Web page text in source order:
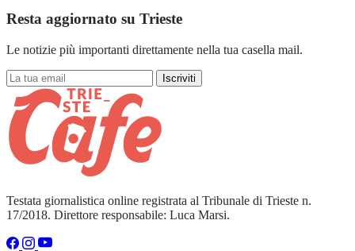
Resta aggiornato su Trieste
Le notizie più importanti direttamente nella tua casella mail.
Iscriviti
Testata giornalistica online registrata al Tribunale di Trieste n.
17/2018. Direttore responsabile: Luca Marsi.